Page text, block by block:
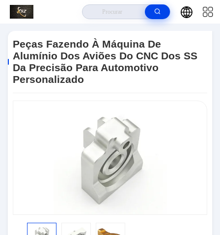
Fazendo À Máquina De Alumínio Dos Aviões Do CNC Dos SS Da Precisão
Para Automotivo Personalizado
Peças Fazendo À Máquina De
Alumínio Dos Aviões Do CNC Dos SS
Da Precisão Para Automotivo
Personalizado